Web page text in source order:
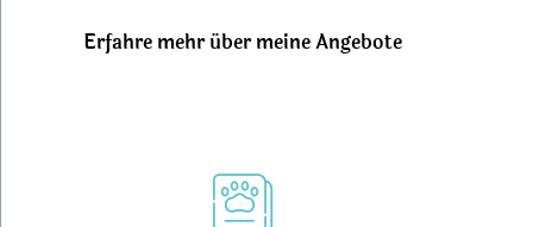
Erfahre mehr über meine Angebote